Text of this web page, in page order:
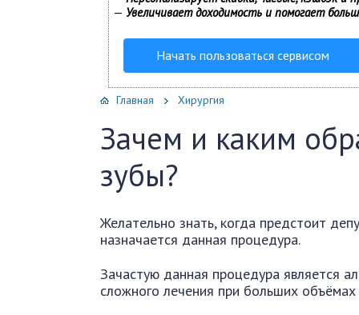
— Увеличивает доходимость и помогает
Начать пользоваться сервисом
Главная Хирургия
Зачем и каким
зубы?
Желательно знать, когда предстоит
назначается данная процедура.
Зачастую данная процедура является
сложного лечения при больших